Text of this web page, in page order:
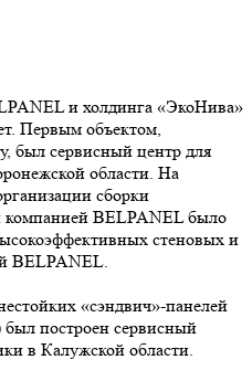
и холдинга «ЭкоНива»
Первым объектом,
был сервисный центр для
области. На
сборки
компанией BELPANEL было
стеновых и
BELPANEL.
«сэндвич»-панелей
построен сервисный
в Калужской области.